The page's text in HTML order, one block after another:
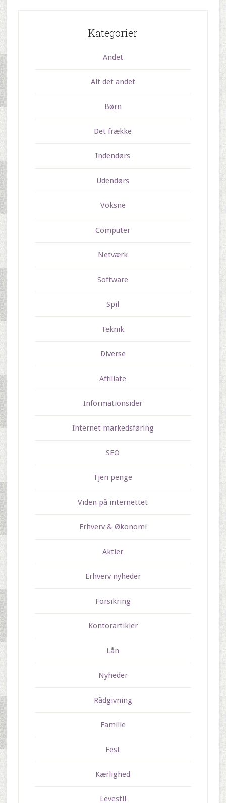
Kategorier
Andet
Alt det andet
Børn
Det frække
Indendørs
Udendørs
Voksne
Computer
Netværk
Software
Spil
Teknik
Diverse
Affiliate
Informationsider
Internet markedsføring
SEO
Tjen penge
Viden på internettet
Erhverv & Økonomi
Aktier
Erhverv nyheder
Forsikring
Kontorartikler
Lån
Nyheder
Rådgivning
Familie
Fest
Kærlighed
Levestil